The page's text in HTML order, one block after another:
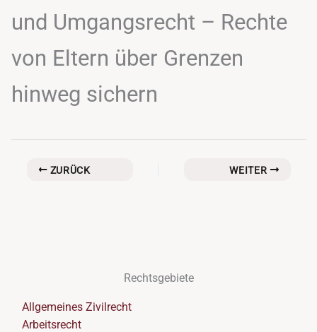
und Umgangsrecht – Rechte
von Eltern über Grenzen
hinweg sichern
ZURÜCK WEITER
Rechtsgebiete
Allgemeines Zivilrecht
Arbeitsrecht